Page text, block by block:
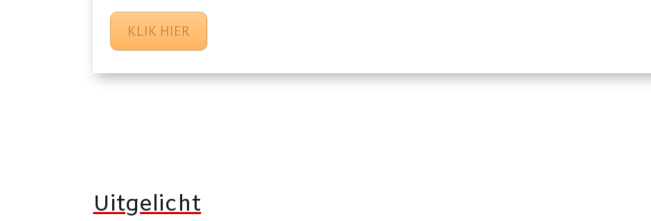
KLIK HIER
Uitgelicht